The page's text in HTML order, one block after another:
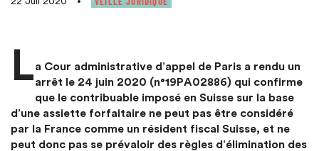
•
La Cour administrative d’appel de Paris a rendu un
arrêt le 24 juin 2020 (n°19PA02886) qui confirme
que le contribuable imposé en Suisse sur la base
d’une assiette forfaitaire ne peut pas être considéré
par la France comme un résident fiscal Suisse, et ne
peut donc pas se prévaloir des règles d’élimination des